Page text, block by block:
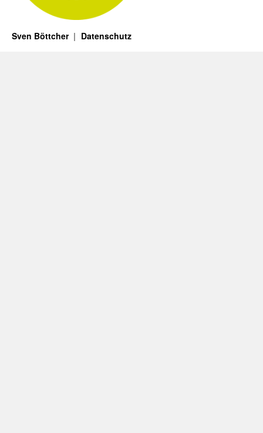
Sven Böttcher Datenschutz